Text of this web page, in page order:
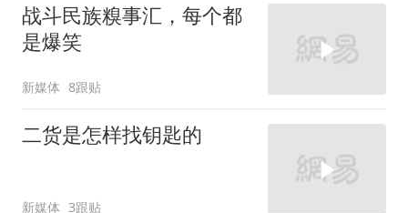
战斗民族糗事汇，每个都
是爆笑
新媒体 8跟贴
二货是怎样找钥匙的
新媒体 3跟贴